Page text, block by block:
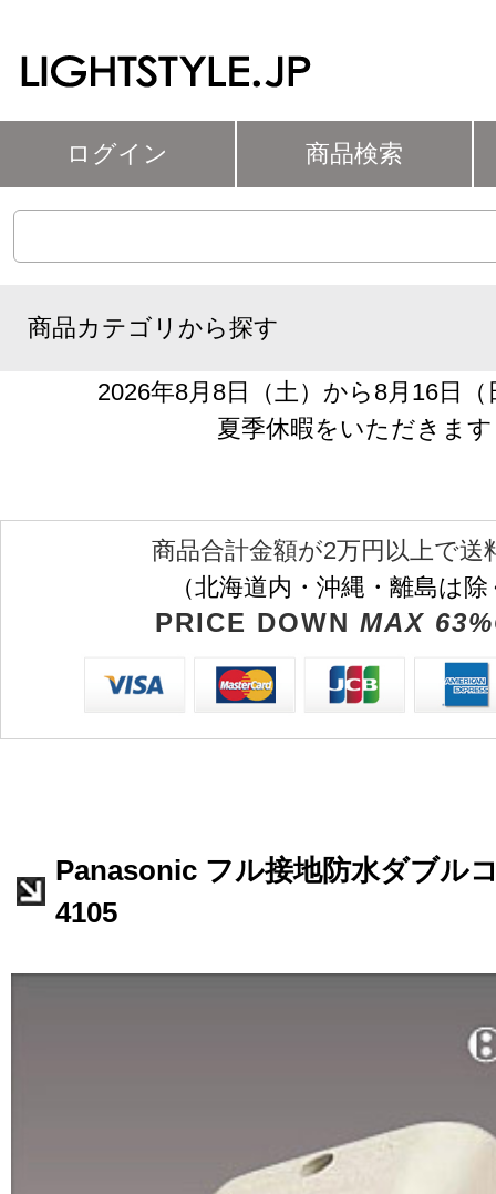
ログイン 商品検索
商品カテゴリから探す
2026年8月8日（土）から8月16日
夏季休暇をいただきます
商品合計金額が2万円以上で送
（北海道内・沖縄・離島は
PRICE DOWN MAX
Panasonic フル接地防水ダブル
4105